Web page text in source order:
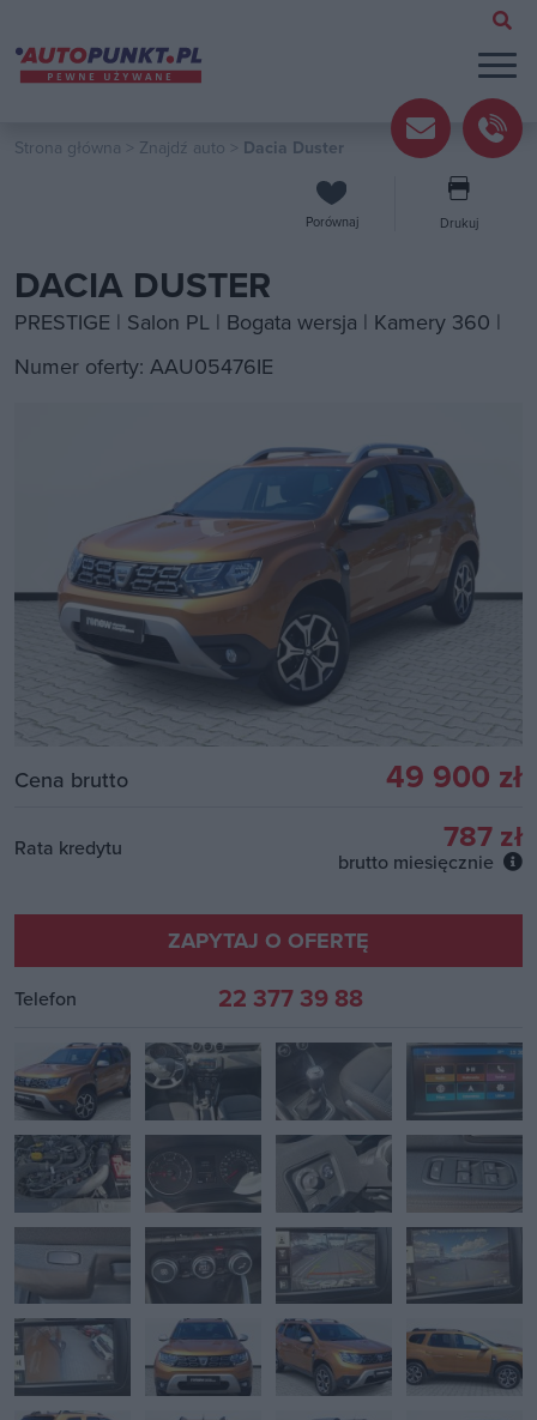
Strona główna > Znajdź auto > Dacia Duster
Porównaj Drukuj
DACIA DUSTER
PRESTIGE | Salon PL | Bogata wersja | Kamery 360 |
Numer oferty: AAU05476IE
Cena brutto 49 900 zł
Rata kredytu 787 zł
brutto miesięcznie
ZAPYTAJ O OFERTĘ
Telefon 22 377 39 88